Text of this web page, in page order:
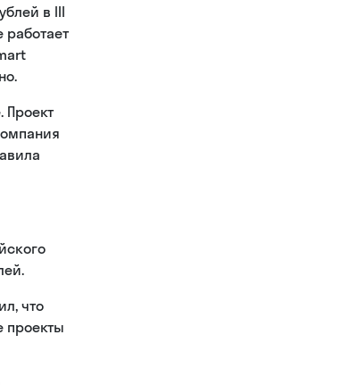
в III
работает
Проект
что
проекты